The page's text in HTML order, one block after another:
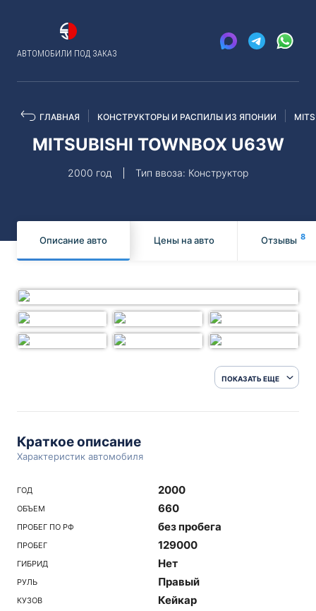
АВТОМОБИЛИ ПОД ЗАКАЗ
ГЛАВНАЯ КОНСТРУКТОРЫ И РАСПИЛЫ ИЗ ЯПОНИИ
MITSUBISHI TOWNBOX U63W
2000 год Тип ввоза: Конструктор
Описание авто Цены на авто Отзывы 8
ПОКАЗАТЬ ЕЩЕ
Краткое описание
Характеристик автомобиля
ГОД 2000
ОБЪЕМ 660
ПРОБЕГ ПО РФ без пробега
ПРОБЕГ 129000
ГИБРИД Нет
РУЛЬ Правый
КУЗОВ Кейкар